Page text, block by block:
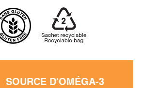
SOURCE D'OMÉGA-3